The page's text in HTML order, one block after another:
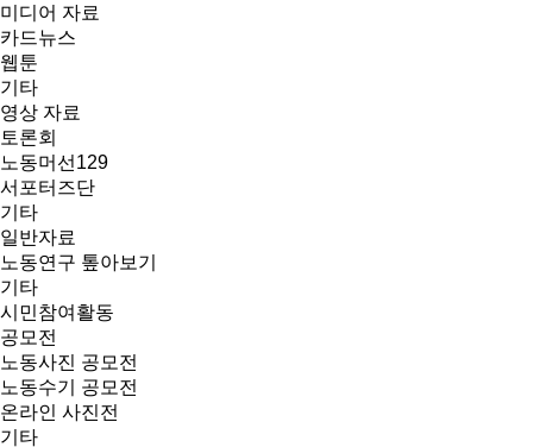
미디어 자료
카드뉴스
웹툰
기타
영상 자료
토론회
노동머선129
서포터즈단
기타
일반자료
노동연구 톺아보기
기타
시민참여활동
공모전
노동사진 공모전
노동수기 공모전
온라인 사진전
기타